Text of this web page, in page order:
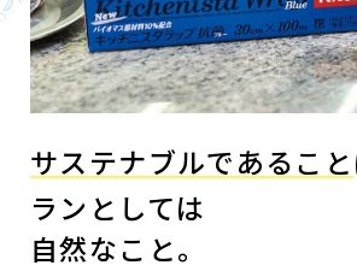
サステナブルであること
ランとしては
自然なこと。